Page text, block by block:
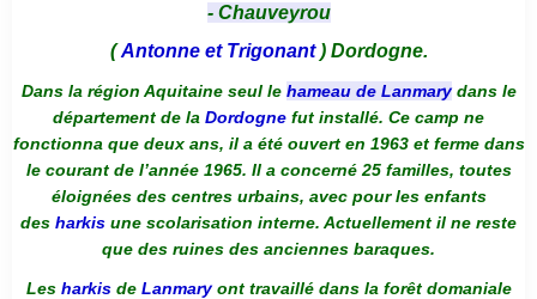
- Chauveyrou
(Antonne et Trigonant) Dordogne.
Dans la région Aquitaine seul le hameau de Lanmarydans le
département de la Dordogne fut installé. Ce camp ne
fonctionna que deux ans, il a été ouvert en 1963 et ferme dans
le courant de l’année 1965. Il a concerné 25 familles, toutes
éloignées des centres urbains, avec pour les enfants
des harkis une scolarisation interne. Actuellement il ne reste
que des ruines des anciennes baraques.
Les harkis de Lanmaryont travaillé dans la forêt domaniale